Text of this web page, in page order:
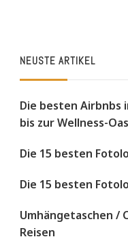
NEUSTE ARTIKEL
Die besten Airbnbs
bis zur Wellness-
Die 15 besten
Die 15 besten
Umhängetaschen /
Reisen